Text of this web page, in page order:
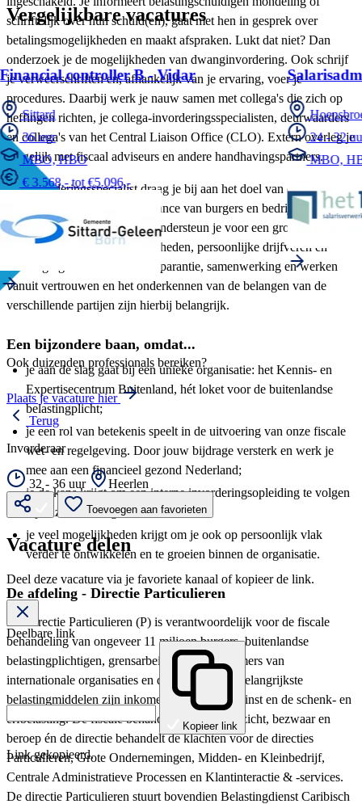
schriftelijk over hun schuld(en), gaat met hen in gesprek over
betalingsmogelijkheden en maakt afspraken. Lukt dat niet? Dan
onderzoek je de mogelijkheden van dwanginvordering. Ook schrijf
je verweerschriften en, afhankelijk van je ervaring, voer je
procedures. Daarbij werk je nauw samen met collega's die zich op
heffingen richten, je collega-invorderingsspecialisten, deurwaarders
en collega's van het Central Liaison Office (CLO). Extern overleg je
mogelijk met fiscaal adviseurs en andere handhavingspartners.
Als invorderingsspecialist draag je bij aan het doel van de
Belastingdienst om de compliance van burgers en bedrijven te
bevorderen. Die doelstelling ondersteun je voor een groot deel met
jouw communicatieve vaardigheden, persoonlijke drijfveren en
overtuigingen. Maar ook transparantie, samenwerking en werken
vanuit vertrouwen en het onderkennen van de belangen van de
verschillende partijen zijn hierbij belangrijk.
Een bijzondere baan, omdat...
je aan de slag gaat bij een unieke organisatie: het Kennis- en
Expertisecentrum Buitenland, hét loket voor de buitenlandse
belastingplicht;
je een rol van betekenis speelt in de uitvoering van onze fiscale
wet- en regelgeving. Door jouw bijdrage versterk en werk je
mee aan een financieel gezond Nederland;
je de kans krijgt om een interne invorderingsopleiding te volgen
bij onze Belastingdienst Academie;
je veel mogelijkheden krijgt om je ook op persoonlijk vlak
verder te ontwikkelen en te groeien binnen de organisatie.
De afdeling - Directie Particulieren
De Directie Particulieren (P) is verantwoordelijk voor de fiscale
behandeling van ongeveer 11 miljoen burgers, buitenlandse
belastingplichtigen, grensarbeiders en werknemers van
internationale organisaties en diplomaten. De belangrijkste
belastingmiddelen zijn inkomensheffing-niet winst en de schenk- en
erfbelasting. De fiscale behandeling omvat toezicht, bezwaar en
beroep én de directie behandelt de klachten voor de directies
Particulieren, Grote Ondernemingen, Midden- en Kleinbedrijf,
Centrale Administratieve Processen en Klantinteractie & -services.
De directie Particulieren stuurt bovendien Belastingdienst Caribisch
Vergelijkbare vacatures
Financial controller B - Vidar
Sittard
36 uur
MBO, HBO
€ 3.568,- tot €5.096,-
24 - 32
MBO,
Ook duizenden professionals bereiken?
Plaats je vacature hier
Terug
Invorderaar
32 - 36 uur Heerlen
Toevoegen aan favorieten
Vacature delen
Deel deze vacature via je favoriete kanaal of kopieer de link.
Deelbare link
Kopieer link
Link gekopieerd.